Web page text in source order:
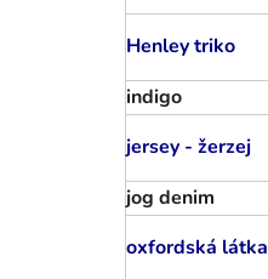
Henley triko
indigo
jersey - žerzej
jog denim
oxfordská látka